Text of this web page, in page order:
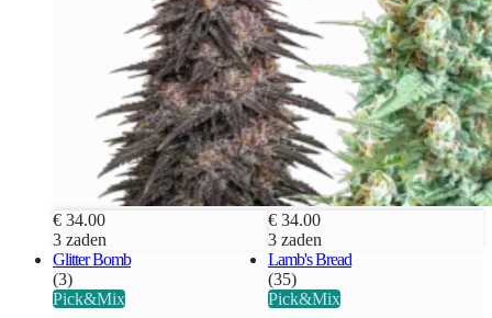
€ 34.00
3 zaden
€ 34.00
3 zaden
Glitter Bomb
(3)
Pick&Mix
Lamb's Bread
(35)
Pick&Mix